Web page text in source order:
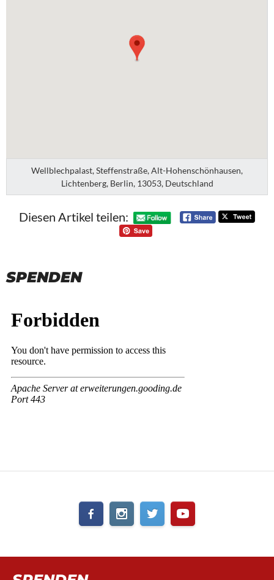
Wellblechpalast, Steffenstraße, Alt-Hohenschönhausen,
Lichtenberg, Berlin, 13053, Deutschland
Diesen Artikel teilen:
SPENDEN